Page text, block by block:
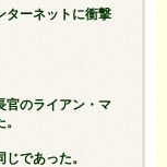
ターネットに衝撃
官のライアン・マ
であった。